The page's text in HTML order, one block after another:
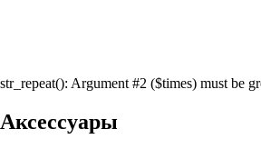
str_repeat(): Argument #2 ($times) must be
Аксессуары